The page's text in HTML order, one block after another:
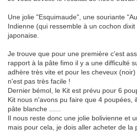
Une jolie "Esquimaude", une souriante
Indienne (qui ressemble à un cochon
japonaise.
Je trouve que pour une première c'est
rapport à la pâte fimo il y a une difficulté
adhère très vite et pour les cheveux
n'est pas très facile !
Dernier bémol, le Kit est prévu pour 6
Kit nous n'avons pu faire que 4 poupées,
pâte blanche ......
Il nous reste donc une jolie bolivienne et
mais pour cela, je dois aller acheter de la